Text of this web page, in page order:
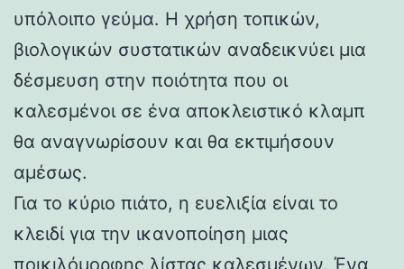
υπόλοιπο γεύμα. Η χρήση τοπικών,
βιολογικών συστατικών αναδεικνύει μια
δέσμευση στην ποιότητα που οι
καλεσμένοι σε ένα αποκλειστικό κλαμπ
θα αναγνωρίσουν και θα εκτιμήσουν
αμέσως.
Για το κύριο πιάτο, η ευελιξία είναι το
κλειδί για την ικανοποίηση μιας
ποικιλόμορφης λίστας καλεσμένων. Ένα